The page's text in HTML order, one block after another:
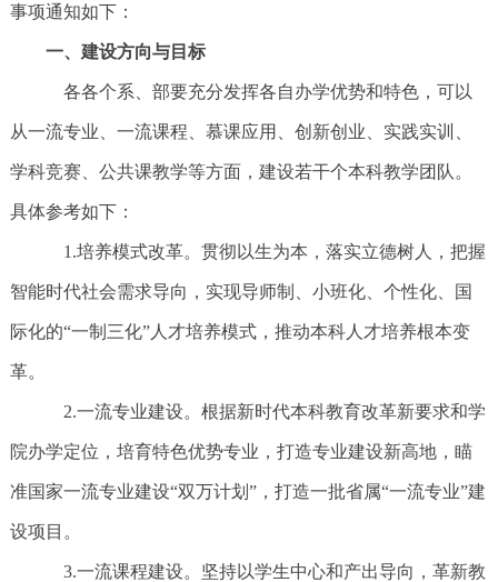
事项通知如下：
一、建设方向与目标
各各个系、部要充分发挥各自办学优势和特色，可以
从一流专业、一流课程、慕课应用、创新创业、实践实训、
学科竞赛、公共课教学等方面，建设若干个本科教学团队。
具体参考如下：
1.培养模式改革。贯彻以生为本，落实立德树人，把握
智能时代社会需求导向，实现导师制、小班化、个性化、国
际化的“一制三化”人才培养模式，推动本科人才培养根本变
革。
2.一流专业建设。根据新时代本科教育改革新要求和学
院办学定位，培育特色优势专业，打造专业建设新高地，瞄
准国家一流专业建设“双万计划”，打造一批省属“一流专业”建
设项目。
3.一流课程建设。坚持以学生中心和产出导向，革新教